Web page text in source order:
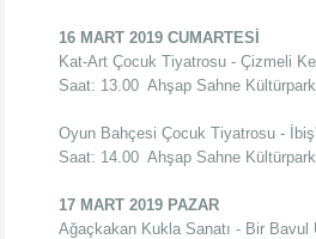
16 MART 2019 CUMARTESİ
Kat-Art Çocuk Tiyatrosu - Çizmeli
Saat: 13.00 Ahşap Sahne Kültürpark
Oyun Bahçesi Çocuk Tiyatrosu -
Saat: 14.00 Ahşap Sahne Kültürpark
17 MART 2019 PAZAR
Ağaçkakan Kukla Sanatı - Bir Bavul